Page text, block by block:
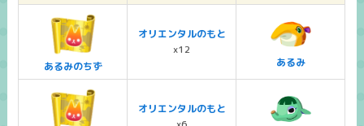
あるみのちず
オリエンタルのもと
x12
あるみ
オリエンタルのもと